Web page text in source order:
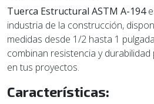
Tuerca Estructural ASTM A-194
industria de la construcción,
medidas desde 1/2 hasta 1
combinan resistencia y
en tus proyectos.
Características: